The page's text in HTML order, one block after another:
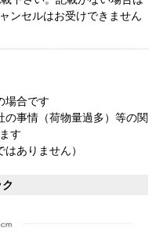
ンセルはお受けできません
場合です
事情（荷物量過多）等の関
す
ありません）